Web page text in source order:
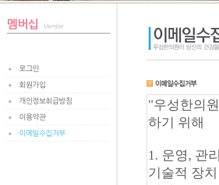
멤버십 Member
로그인
회원가입
개인정보취급방침
이용약관
이메일수집거부